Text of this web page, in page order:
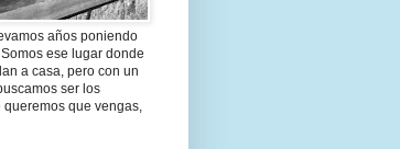
años poniendo
ese lugar donde
a casa, pero con un
ser los
que vengas,